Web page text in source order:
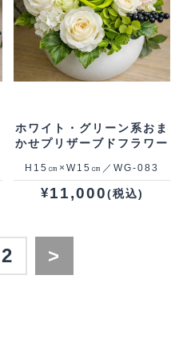
ホワイト・グリーン系おま
かせプリザーブドフラワー
H15㎝×W15㎝／WG‐083
¥11,000(税込)
2 >